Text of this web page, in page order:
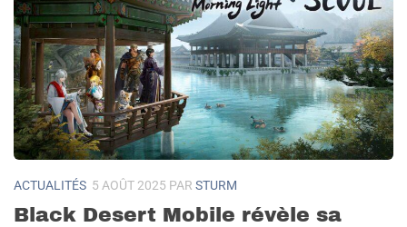
ACTUALITÉS 5 AOÛT 2025 PAR STURM
Black Desert Mobile révèle sa